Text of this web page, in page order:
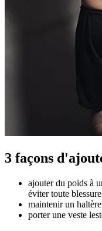
3 façons
ajouter du poids à
éviter toute blessure
maintenir un
porter une veste